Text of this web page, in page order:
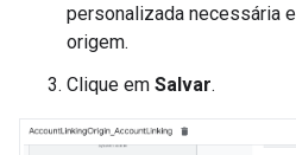
personalizada necessária
origem.
Clique em Salvar.